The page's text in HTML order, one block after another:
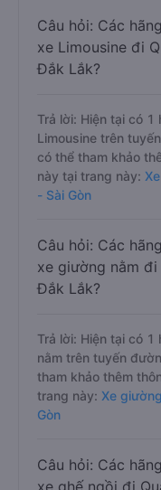
Câu hỏi: Các
xe Limousine đi
Đắk Lắk?
Trả lời: Hiện tại có
Limousine trên
có thể tham khảo
này tại trang này:
- Sài Gòn
Câu hỏi: Các
xe giường nằm
Đắk Lắk?
Trả lời: Hiện tại có
nằm trên tuyến
tham khảo thêm
trang này: Xe
Gòn
Câu hỏi: Các
xe ghế ngồi đi